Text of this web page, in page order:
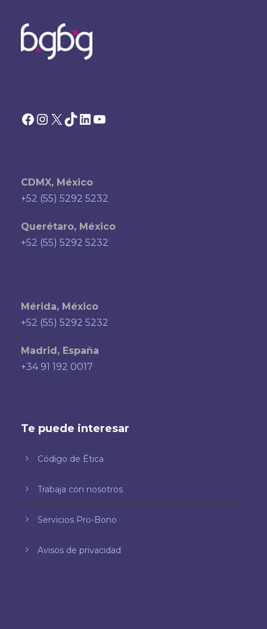
Facebook Instagram X TikTok LinkedIn YouTube
CDMX, México
+52 (55) 5292 5232
Querétaro, México
+52 (55) 5292 5232
Mérida, México
+52 (55) 5292 5232
Madrid, España
+34 91 192 0017
Te puede interesar
Código de Ética
Trabaja con nosotros
Servicios Pro-Bono
Avisos de privacidad